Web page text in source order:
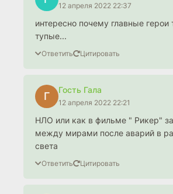
12 апреля 2022 22:37
интересно почему главные герои
тупые...
Ответить Цитировать
Г
Гость Гала
12 апреля 2022 22:21
НЛО или как в фильме " Рикер"
между мирами после аварий в
света
Ответить Цитировать